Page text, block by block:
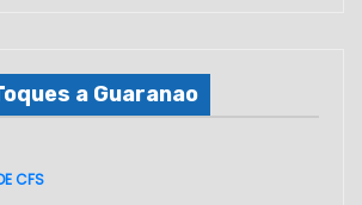
a Guaranao
CFS